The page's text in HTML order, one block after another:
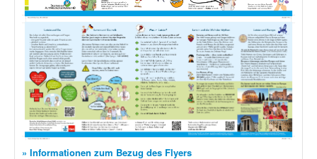
» Informationen zum Bezug des Flyers